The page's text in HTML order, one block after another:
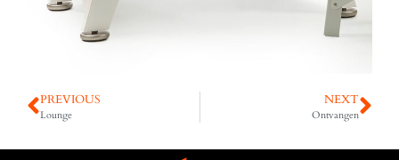
PREVIOUS
Lounge
NEXT
Ontvangen